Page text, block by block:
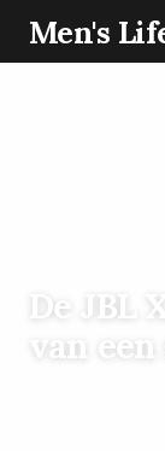
Men's
De
van